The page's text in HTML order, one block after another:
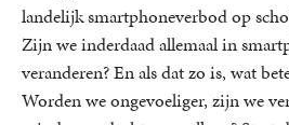
landelijk smartphoneverbod op
Zijn we inderdaad allemaal in
veranderen? En als dat zo is, wat
Worden we ongevoeliger, zijn we